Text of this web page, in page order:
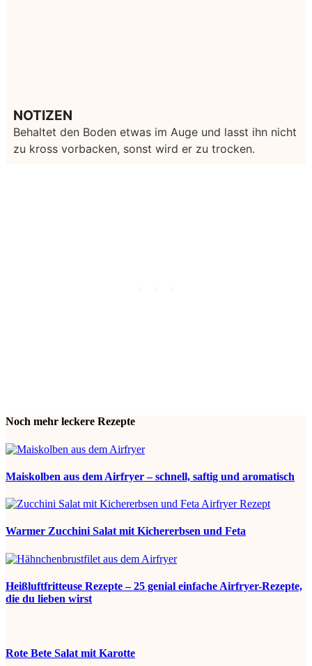
NOTIZEN
Behaltet den Boden etwas im Auge und lasst ihn nicht
zu kross vorbacken, sonst wird er zu trocken.
Noch mehr leckere Rezepte
Maiskolben aus dem Airfryer – schnell, saftig und aromatisch
Warmer Zucchini Salat mit Kichererbsen und Feta
Heißluftfritteuse Rezepte – 25 genial einfache Airfryer-Rezepte,
die du lieben wirst
Rote Bete Salat mit Karotte